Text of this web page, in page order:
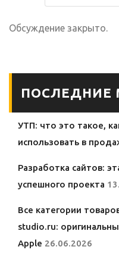
Обсуждение закрыто.
ПОСЛЕДНИЕ
УТП: что это такое,
использовать в
Разработка сайтов:
успешного проекта
Все категории
studio.ru:
Apple 26.06.2026